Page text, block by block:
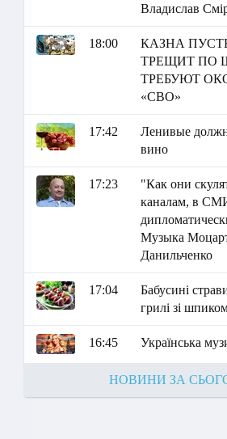
Владислав
18:00
КАЗНА
ТРЕЩИТ ПО
ТРЕБУЮТ
«СВО»
17:42
Ленивые
вино
17:23
"Как они
каналам, в
Музыка
Данильченко
17:04
Бабусині
грилі зі
16:45 Українська
НОВИНИ ЗА